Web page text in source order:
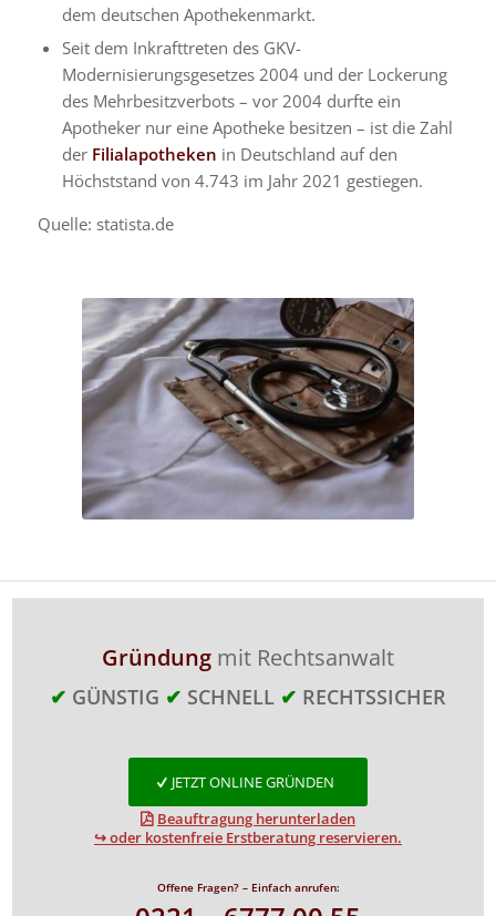
dem deutschen Apothekenmarkt.
Seit dem Inkrafttreten des GKV-
Modernisierungsgesetzes 2004 und der Lockerung
des Mehrbesitzverbots – vor 2004 durfte ein
Apotheker nur eine Apotheke besitzen – ist die Zahl
der Filialapotheken in Deutschland auf den
Höchststand von 4.743 im Jahr 2021 gestiegen.
Quelle: statista.de
Gründung mit Rechtsanwalt
✔ GÜNSTIG ✔ SCHNELL ✔ RECHTSSICHER
JETZT ONLINE GRÜNDEN
Beauftragung herunterladen
↪ oder kostenfreie Erstberatung reservieren.
Offene Fragen? – Einfach anrufen: